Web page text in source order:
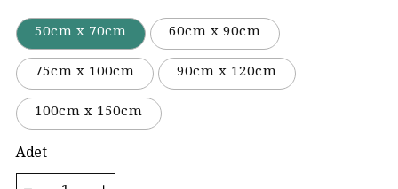
50cm x 70cm
60cm x 90cm
75cm x 100cm
90cm x 120cm
100cm x 150cm
Adet